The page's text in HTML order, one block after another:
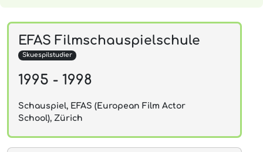
EFAS Filmschauspielschule
Skuespilstudier
1995 - 1998
Schauspiel, EFAS (European Film Actor
School), Zürich